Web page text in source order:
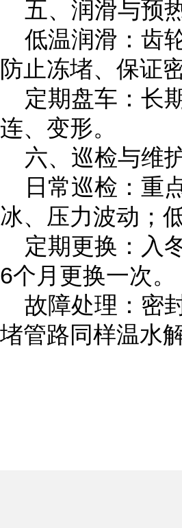
五、润滑与预
低温润滑：齿
防止冻堵、保证
定期盘车：长
连、变形。
六、巡检与维
日常巡检：重
冰、压力波动；
定期更换：入
6个月更换一次。
故障处理：密
堵管路同样温水